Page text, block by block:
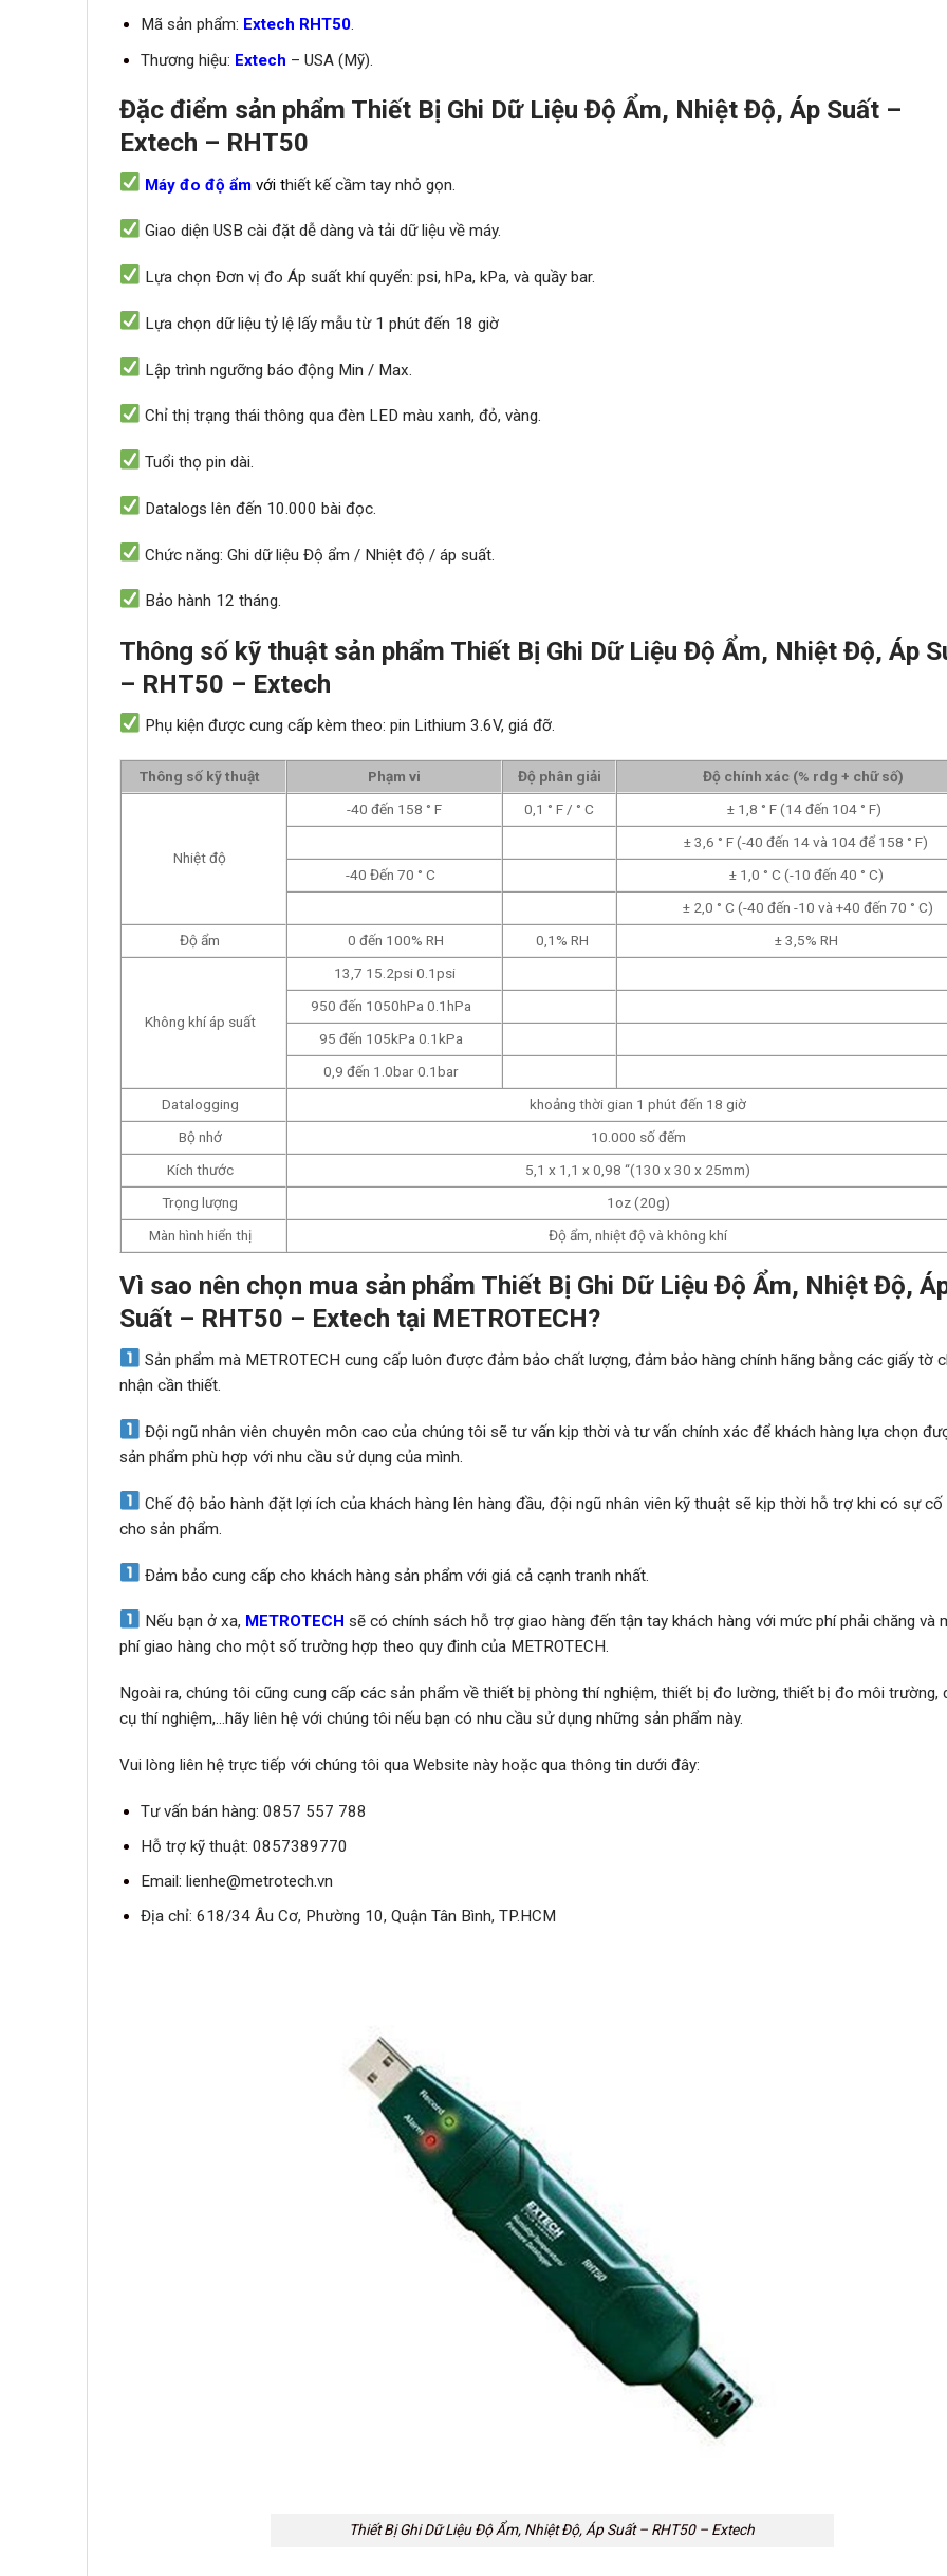
Mã sản phẩm: Extech RHT50.
Thương hiệu: Extech – USA (Mỹ).
Đặc điểm sản phẩm Thiết Bị Ghi Dữ Liệu Độ Ẩm, Nhiệt Độ, Áp Suất –
Extech – RHT50
Máy đo độ ẩm với thiết kế cầm tay nhỏ gọn.
Giao diện USB cài đặt dễ dàng và tảidữ liệu về máy.
Lựa chọn Đơn vị đo Áp suất khí quyển: psi, hPa, kPa, và quầy bar.
Lựa chọn dữ liệu tỷ lệ lấy mẫu từ 1 phút đến 18 giờ
Lập trình ngưỡng báo động Min / Max.
Chỉ thị trạng thái thông qua đèn LED màu xanh, đỏ, vàng.
Tuổi thọ pin dài.
Datalogslên đến 10.000 bài đọc.
Chức năng: Ghi dữ liệuĐộ ẩm / Nhiệt độ / áp suất.
Bảo hành 12 tháng.
Thông số kỹ thuật sản phẩm Thiết Bị Ghi Dữ Liệu Độ Ẩm, Nhiệt Độ, Áp
– RHT50 – Extech
Phụ kiện được cung cấp kèm theo:pin Lithium 3.6V, giá đỡ.
Thông số kỹ thuật Phạm vi Độ phân giải Độ chính xác (% rdg + chữ số)
Nhiệt độ
-40 đến 158 ° F 0,1 ° F / ° C
± 1,8 ° F (14 đến 104 ° F)
± 3,6 ° F (-40 đến 14 và 104 để 158 ° F)
-40 Đến 70 ° C
± 1,0 ° C (-10 đến 40 ° C)
± 2,0 ° C (-40 đến -10 và +40 đến 70 ° C)
Độ ẩm
0 đến 100% RH 0,1% RH ± 3,5% RH
Không khí áp suất
13,7 15.2psi 0.1psi
950 đến 1050hPa 0.1hPa
95 đến 105kPa 0.1kPa
0,9 đến 1.0bar 0.1bar
Datalogging
khoảng thời gian 1 phút đến 18 giờ
Bộ nhớ
10.000 số đếm
Kích thước
5,1 x 1,1 x 0,98 “(130 x 30 x 25mm)
Trọng lượng
1oz (20g)
Màn hình hiển thị
Độ ẩm, nhiệt độ và không khí
Vì sao nên chọn mua sản phẩm Thiết Bị Ghi Dữ Liệu Độ Ẩm, Nhiệt Độ,
Suất – RHT50 – Extech tại METROTECH?
Sản phẩm mà METROTECH cung cấp luôn được đảm bảo chất lượng, đảm bảo hàng chính hãng bằng các giấy tờ
nhận cần thiết.
Đội ngũ nhân viên chuyên môn cao của chúng tôi sẽ tư vấn kịp thời và tư vấn chính xác để khách hàng lựa chọn
sản phẩm phù hợp với nhu cầu sử dụng của mình.
Chế độ bảo hành đặt lợi ích của khách hàng lên hàng đầu, đội ngũ nhân viên kỹ thuật sẽ kịp thời hỗ trợ khi có sự cố
cho sản phẩm.
Đảm bảo cung cấp cho khách hàng sản phẩm với giá cả cạnh tranh nhất.
Nếu bạn ở xa, METROTECH sẽ có chính sách hỗ trợ giao hàng đến tận tay khách hàng với mức phí phải chăng và
phí giao hàng cho một số trường hợp theo quy đinh của METROTECH.
Ngoài ra, chúng tôi cũng cung cấp các sản phẩm về thiết bị phòng thí nghiệm, thiết bị đo lường, thiết bị đo môi trường,
cụ thí nghiệm,…hãy liên hệ với chúng tôi nếu bạn có nhu cầu sử dụng những sản phẩm này.
Vui lòng liên hệ trực tiếp với chúng tôi qua Website này hoặc qua thông tin dưới đây:
Tư vấn bán hàng: 0857 557 788
Hỗ trợ kỹ thuật: 0857389770
Email: lienhe@metrotech.vn
Địa chỉ: 618/34 Âu Cơ, Phường 10, Quận Tân Bình, TP.HCM
Thiết Bị Ghi Dữ Liệu Độ Ẩm, Nhiệt Độ, Áp Suất – RHT50 – Extech